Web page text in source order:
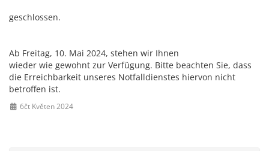
geschlossen.
Ab Freitag, 10. Mai 2024, stehen wir Ihnen
wieder wie gewohnt zur Verfügung. Bitte beachten Sie, dass
die Erreichbarkeit unseres Notfalldienstes hiervon nicht
betroffen ist.
6čt Květen 2024